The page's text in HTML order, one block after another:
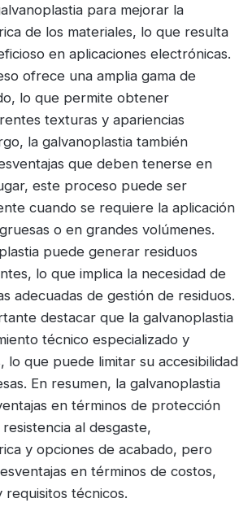
para mejorar la
de los materiales, lo que resulta
en aplicaciones electrónicas.
ofrece una amplia gama de
lo que permite obtener
texturas y apariencias
la galvanoplastia también
que deben tenerse en
este proceso puede ser
cuando se requiere la aplicación
o en grandes volúmenes.
puede generar residuos
lo que implica la necesidad de
adecuadas de gestión de residuos.
destacar que la galvanoplastia
técnico especializado y
lo que puede limitar su accesibilidad
En resumen, la galvanoplastia
en términos de protección
al desgaste,
y opciones de acabado, pero
en términos de costos,
requisitos técnicos.